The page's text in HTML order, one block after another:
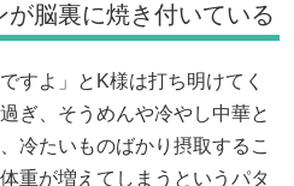
脳裏に焼き付いている
すよ」とK様は打ち明けてく
ぎ、そうめんや冷やし中華と
冷たいものばかり摂取するこ
重が増えてしまうというパタ